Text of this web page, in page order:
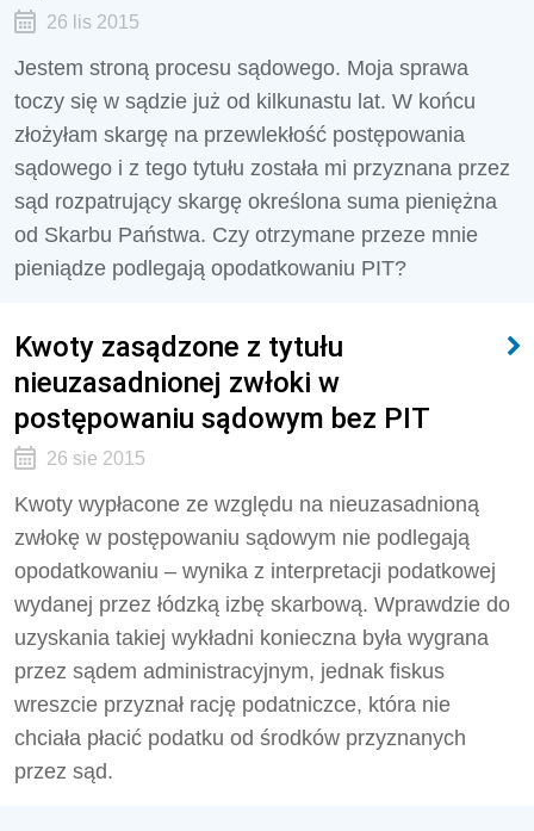
26 lis 2015
Jestem stroną procesu sądowego. Moja sprawa
toczy się w sądzie już od kilkunastu lat. W końcu
złożyłam skargę na przewlekłość postępowania
sądowego i z tego tytułu została mi przyznana przez
sąd rozpatrujący skargę określona suma pieniężna
od Skarbu Państwa. Czy otrzymane przeze mnie
pieniądze podlegają opodatkowaniu PIT?
Kwoty zasądzone z tytułu
nieuzasadnionej zwłoki w
postępowaniu sądowym bez PIT
26 sie 2015
Kwoty wypłacone ze względu na nieuzasadnioną
zwłokę w postępowaniu sądowym nie podlegają
opodatkowaniu – wynika z interpretacji podatkowej
wydanej przez łódzką izbę skarbową. Wprawdzie do
uzyskania takiej wykładni konieczna była wygrana
przez sądem administracyjnym, jednak fiskus
wreszcie przyznał rację podatniczce, która nie
chciała płacić podatku od środków przyznanych
przez sąd.